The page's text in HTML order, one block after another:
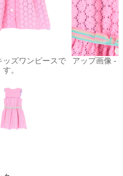
ッズワンピースで
す。
アップ画像 -